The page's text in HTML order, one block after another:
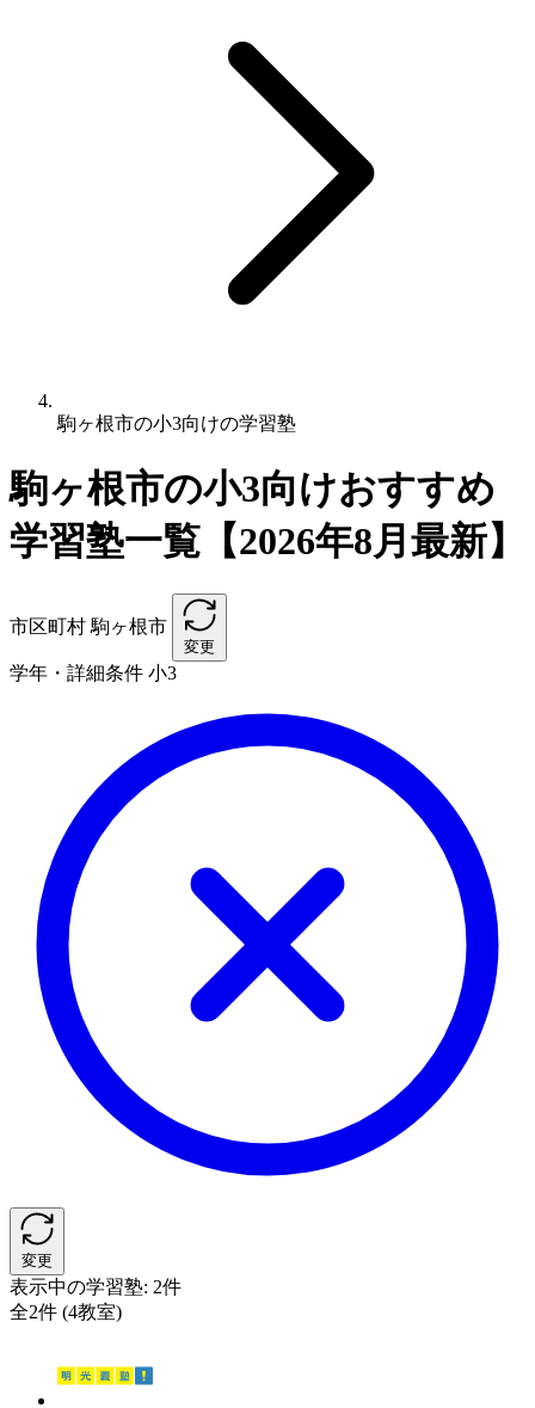
駒ヶ根市の小3向けの学習塾
駒ヶ根市の小3向けおすすめ
学習塾一覧【2026年8月最新】
市区町村 駒ヶ根市
変更
学年・詳細条件 小3
変更
表示中の学習塾: 2件
全2件 (4教室)